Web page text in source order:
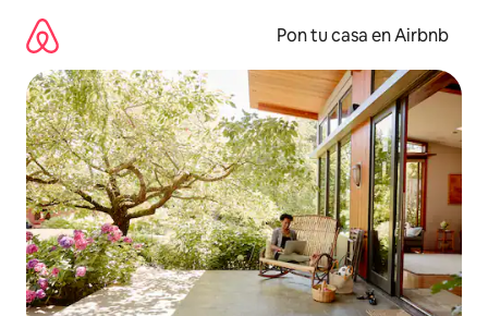
contenido
Pon tu casa en Airbnb